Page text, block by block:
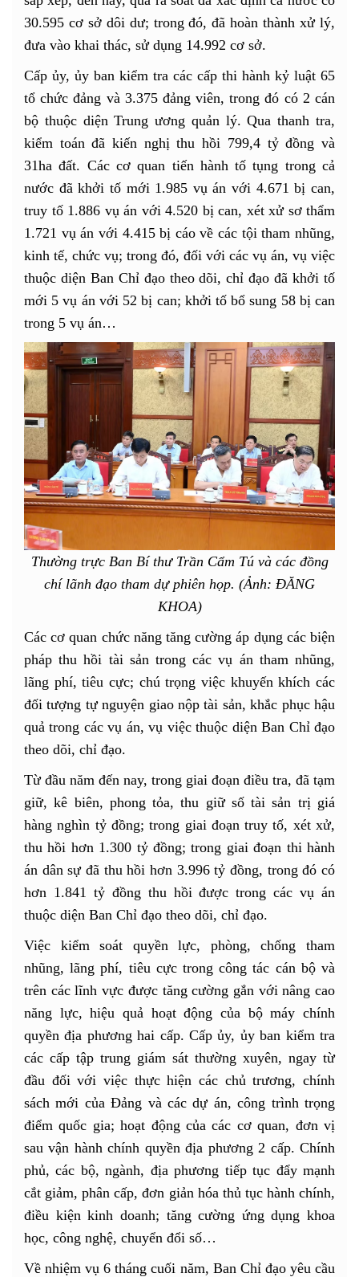
30.595 cơ sở dôi dư; trong đó, đã hoàn thành xử lý,
đưa vào khai thác, sử dụng 14.992 cơ sở.
Cấp ủy, ủy ban kiểm tra các cấp thi hành kỷ luật 65
tổ chức đảng và 3.375 đảng viên, trong đó có 2 cán
bộ thuộc diện Trung ương quản lý. Qua thanh tra,
kiểm toán đã kiến nghị thu hồi 799,4 tỷ đồng và
31ha đất. Các cơ quan tiến hành tố tụng trong cả
nước đã khởi tố mới 1.985 vụ án với 4.671 bị can,
truy tố 1.886 vụ án với 4.520 bị can, xét xử sơ thẩm
1.721 vụ án với 4.415 bị cáo về các tội tham nhũng,
kinh tế, chức vụ; trong đó, đối với các vụ án, vụ việc
thuộc diện Ban Chỉ đạo theo dõi, chỉ đạo đã khởi tố
mới 5 vụ án với 52 bị can; khởi tố bổ sung 58 bị can
trong 5 vụ án…
Thường trực Ban Bí thư Trần Cẩm Tú và các đồng
chí lãnh đạo tham dự phiên họp. (Ảnh: ĐĂNG
KHOA)
Các cơ quan chức năng tăng cường áp dụng các biện
pháp thu hồi tài sản trong các vụ án tham nhũng,
lãng phí, tiêu cực; chú trọng việc khuyến khích các
đối tượng tự nguyện giao nộp tài sản, khắc phục hậu
quả trong các vụ án, vụ việc thuộc diện Ban Chỉ đạo
theo dõi, chỉ đạo.
Từ đầu năm đến nay, trong giai đoạn điều tra, đã tạm
giữ, kê biên, phong tỏa, thu giữ số tài sản trị giá
hàng nghìn tỷ đồng; trong giai đoạn truy tố, xét xử,
thu hồi hơn 1.300 tỷ đồng; trong giai đoạn thi hành
án dân sự đã thu hồi hơn 3.996 tỷ đồng, trong đó có
hơn 1.841 tỷ đồng thu hồi được trong các vụ án
thuộc diện Ban Chỉ đạo theo dõi, chỉ đạo.
Việc kiểm soát quyền lực, phòng, chống tham
nhũng, lãng phí, tiêu cực trong công tác cán bộ và
trên các lĩnh vực được tăng cường gắn với nâng cao
năng lực, hiệu quả hoạt động của bộ máy chính
quyền địa phương hai cấp. Cấp ủy, ủy ban kiểm tra
các cấp tập trung giám sát thường xuyên, ngay từ
đầu đối với việc thực hiện các chủ trương, chính
sách mới của Đảng và các dự án, công trình trọng
điểm quốc gia; hoạt động của các cơ quan, đơn vị
sau vận hành chính quyền địa phương 2 cấp. Chính
phủ, các bộ, ngành, địa phương tiếp tục đẩy mạnh
cắt giảm, phân cấp, đơn giản hóa thủ tục hành chính,
điều kiện kinh doanh; tăng cường ứng dụng khoa
học, công nghệ, chuyển đổi số…
Về nhiệm vụ 6 tháng cuối năm, Ban Chỉ đạo yêu cầu